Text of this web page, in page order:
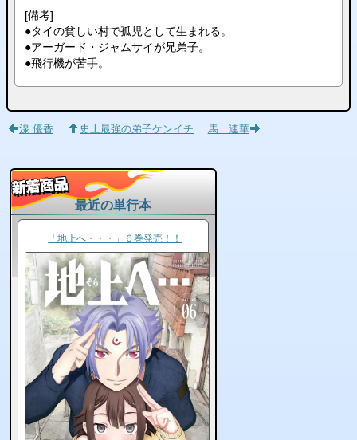
[備考]
●タイの貧しい村で孤児として生まれる。
●アーガード・ジャムサイが兄弟子。
●飛行機が苦手。
湶 優香 史上最強の弟子ケンイチ 馬 連華
最近の単行本
「地上へ・・・」６巻発売！！